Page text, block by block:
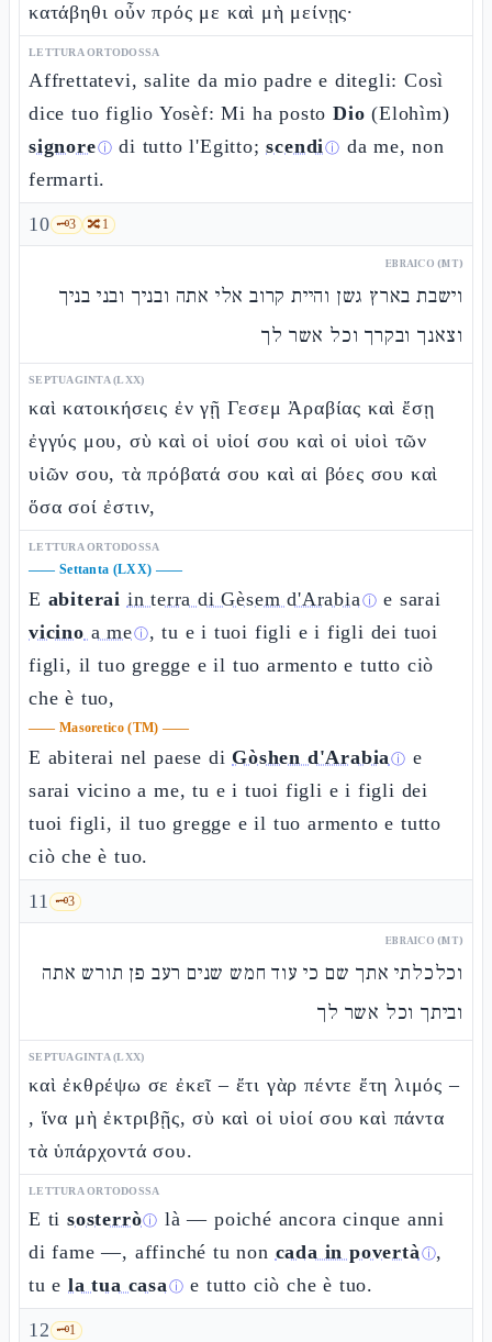
κατάβηθι οὖν πρός με καὶ μὴ μείνῃς·
LETTURA ORTODOSSA
Affrettatevi, salite da mio padre e ditegli: Così
dice tuo figlio Yosèf: Mi ha postoDio (Elohìm)
signoreⓘ di tutto l'Egitto;scendiⓘ da me, non
fermarti.
10 🗝️3 🔀1
EBRAICO (MT)
וישבת בארץ גשן והיית קרוב אלי אתה ובניך ובני בניך
וצאנך ובקרך וכל אשר לך
SEPTUAGINTA (LXX)
καὶ κατοικήσεις ἐν γῇ Γεσεμ Ἀραβίας καὶ ἔσῃ
ἐγγύς μου, σὺ καὶ οἱ υἱοί σου καὶ οἱ υἱοὶ τῶν
υἱῶν σου, τὰ πρόβατά σου καὶ αἱ βόες σου καὶ
ὅσα σοί ἐστιν,
LETTURA ORTODOSSA
—— Settanta (LXX) ——
E abiterai in terra di Gèsem d'Arabiaⓘ e sarai
vicino a meⓘ, tu e i tuoi figli e i figli dei tuoi
figli, il tuo gregge e il tuo armento e tutto ciò
che è tuo,
—— Masoretico (TM) ——
E abiterai nel paese di Gòshen d'Arabiaⓘ e
sarai vicino a me, tu e i tuoi figli e i figli dei
tuoi figli, il tuo gregge e il tuo armento e tutto
ciò che è tuo.
11 🗝️3
EBRAICO (MT)
וכלכלתי אתך שם כי עוד חמש שנים רעב פן תורש אתה
וביתך וכל אשר לך
SEPTUAGINTA (LXX)
καὶ ἐκθρέψω σε ἐκεῖ – ἔτι γὰρ πέντε ἔτη λιμός –
, ἵνα μὴ ἐκτριβῇς, σὺ καὶ οἱ υἱοί σου καὶ πάντα
τὰ ὑπάρχοντά σου.
LETTURA ORTODOSSA
E ti sosterròⓘ là — poiché ancora cinque anni
di fame —, affinché tu non cada in povertàⓘ,
tu e la tua casaⓘ e tutto ciò che è tuo.
12 🗝️1